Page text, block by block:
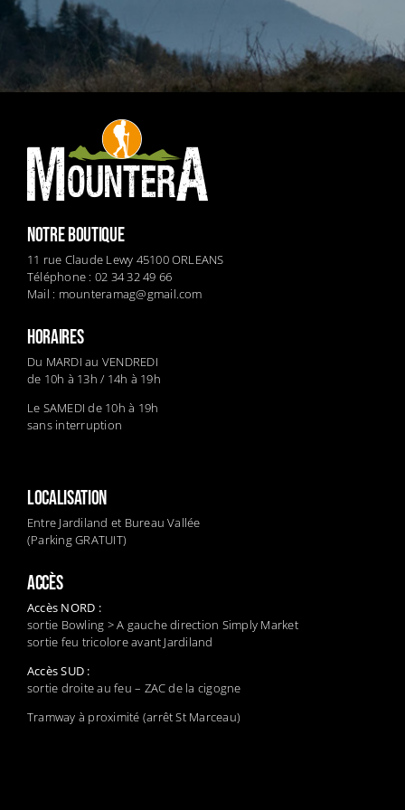
NOTRE BOUTIQUE
11 rue Claude Lewy 45100 ORLEANS
Téléphone : 02 34 32 49 66
Mail : mounteramag@gmail.com
HORAIRES
Du MARDI au VENDREDI
de 10h à 13h / 14h à 19h
Le SAMEDI de 10h à 19h
sans interruption
LOCALISATION
Entre Jardiland et Bureau Vallée
(Parking GRATUIT)
ACCÈS
Accès NORD :
sortie Bowling > A gauche direction Simply Market
sortie feu tricolore avant Jardiland
Accès SUD :
sortie droite au feu – ZAC de la cigogne
Tramway à proximité (arrêt St Marceau)